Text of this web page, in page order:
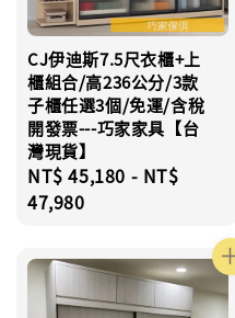
CJ伊迪斯7.5尺衣櫃+上
櫃組合/高236公分/3款
子櫃任選3個/免運/含稅
開發票---巧家家具【台
灣現貨】
Regular
price
NT$ 45,180 - NT$
47,980